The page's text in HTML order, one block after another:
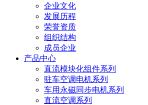
企业文化
发展历程
荣誉资质
组织结构
成员企业
产品中心
直流模块化组件系列
驻车空调电机系列
车用永磁同步电机系列
直流空调系列